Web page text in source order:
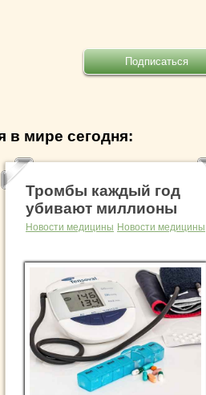
в мире сегодня:
Тромбы каждый год
убивают миллионы
Новости медицины Новости медицины